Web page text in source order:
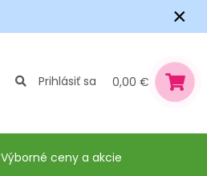
×
Prihlásiť sa 0,00 €
Výborné ceny a akcie